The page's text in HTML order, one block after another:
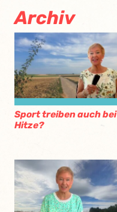
Archiv
Sport treiben auch bei
Hitze?